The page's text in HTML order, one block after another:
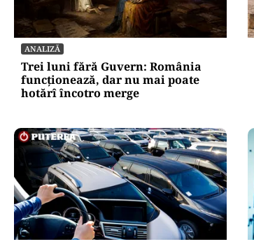
ANALIZĂ
Trei luni fără Guvern: România
funcționează, dar nu mai poate
hotărî încotro merge